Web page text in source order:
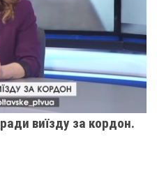
виїзду за кордон.